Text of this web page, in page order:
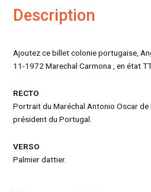
Description
Ajoutez ce billet colonie portugaise,
11-1972 Marechal Carmona , en état
RECTO
Portrait du Maréchal Antonio Oscar de
président du Portugal.
VERSO
Palmier dattier.